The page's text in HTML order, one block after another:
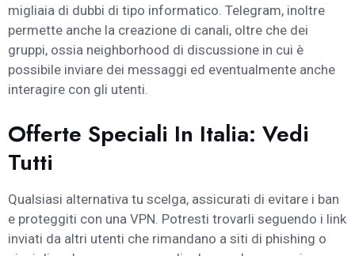
migliaia di dubbi di tipo informatico. Telegram, inoltre
permette anche la creazione di canali, oltre che dei
gruppi, ossia neighborhood di discussione in cui è
possibile inviare dei messaggi ed eventualmente anche
interagire con gli utenti.
Offerte Speciali In Italia: Vedi
Tutti
Qualsiasi alternativa tu scelga, assicurati di evitare i ban
e proteggiti con una VPN. Potresti trovarli seguendo i link
inviati da altri utenti che rimandano a siti di phishing o